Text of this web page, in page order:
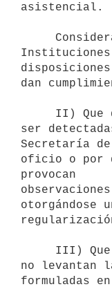
asistencial.
dan
ser
Secretaría
oficio o por
provocan
otorgándose
no levantan
formuladas